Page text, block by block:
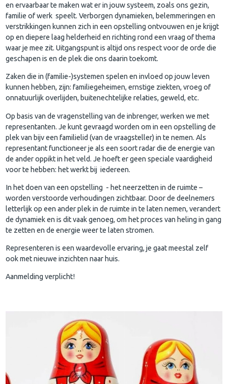
en ervaarbaar te maken wat er in jouw systeem, zoals ons gezin,
familie of werk speelt. Verborgen dynamieken, belemmeringen en
verstrikkingen kunnen zich in een opstelling ontvouwen en je krijgt
op en diepere laag helderheid en richting rond een vraag of thema
waar je mee zit. Uitgangspunt is altijd ons respect voor de orde die
geschapen is en de plek die ons daarin toekomt.
Zaken die in (familie-)systemen spelen en invloed op jouw leven
kunnen hebben, zijn: familiegeheimen, ernstige ziekten, vroeg of
onnatuurlijk overlijden, buitenechtelijke relaties, geweld, etc.
Op basis van de vragenstelling van de inbrenger, werken we met
representanten. Je kunt gevraagd worden om in een opstelling de
plek van bijv een familielid (van de vraagsteller) in te nemen. Als
representant functioneer je als een soort radar die de energie van
de ander oppikt in het veld. Je hoeft er geen speciale vaardigheid
voor te hebben: het werkt bij iedereen.
In het doen van een opstelling - het neerzetten in de ruimte –
worden verstoorde verhoudingen zichtbaar. Door de deelnemers
letterlijk op een ander plek in de ruimte in te laten nemen, verandert
de dynamiek en is dit vaak genoeg, om het proces van heling in gang
te zetten en de energie weer te laten stromen.
Representeren is een waardevolle ervaring, je gaat meestal zelf
ook met nieuwe inzichten naar huis.
Aanmelding verplicht!